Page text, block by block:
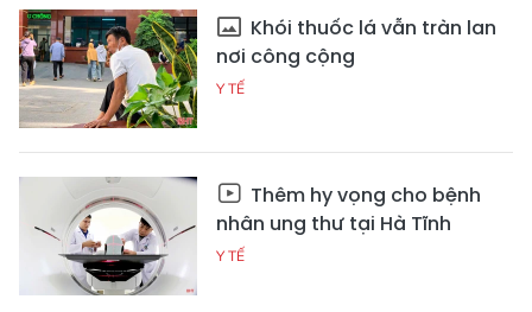
Khói thuốc lá vẫn tràn lan
nơi công cộng
Y TẾ
Thêm hy vọng cho bệnh
nhân ung thư tại Hà Tĩnh
Y TẾ